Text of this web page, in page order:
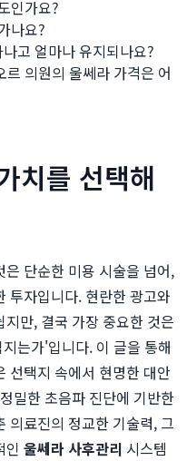
인가요?
나요?
고 얼마나 유지되나요?
의원의 울쎄라 가격은 어
치를 선택해
단순한 미용 시술을 넘어,
투자입니다. 현란한 광고와
만, 결국 가장 중요한 것은
는가'입니다. 이 글을 통해
선택지 속에서 현명한 대안
밀한 초음파 진단에 기반한
의료진의 정교한 기술력, 그
인 울쎄라 사후관리 시스템